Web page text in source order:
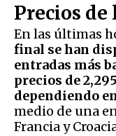
Precios de
En las últimas
final se han
entradas más
precios de
dependiendo
medio de una
Francia y